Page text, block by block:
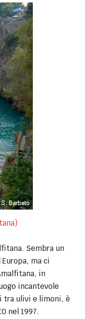
Sembra un
ma ci
in
incantevole
tra ulivi e limoni, è
nel 1997.